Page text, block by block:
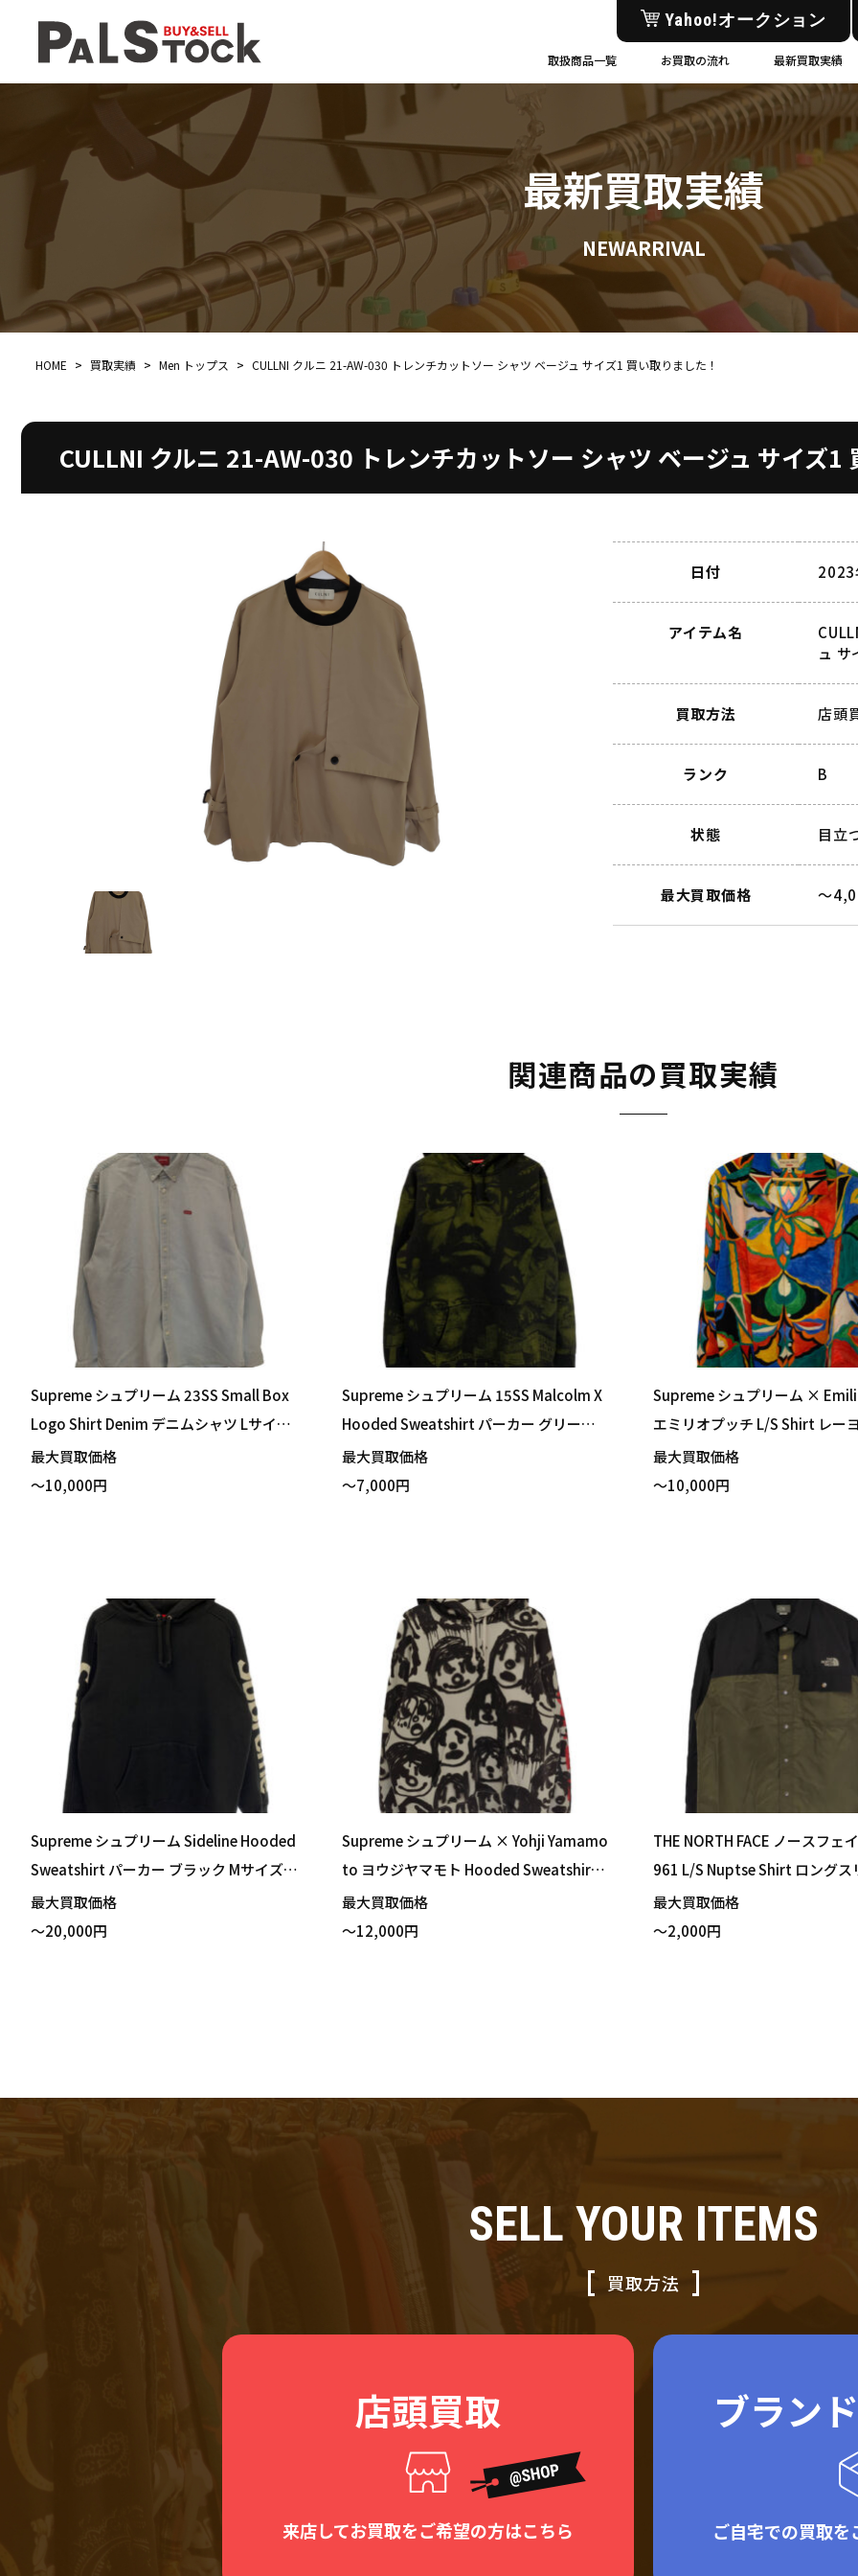
Yahoo!オークション
取扱商品一覧 お買取の流れ 最新買取実績
最新買取実績
NEWARRIVAL
HOME > 買取実績 > Men トップス > CULLNI クルニ 21-AW-030 トレンチカットソー シャツ ベージュ サイズ1 買い取りました！
CULLNI クルニ 21-AW-030 トレンチカットソー シャツ ベージュ サイズ1
日付
アイテム名
ュ サ
買取方法 店頭
ランク B
状態 目立
最大買取価格 ～
関連商品の買取実績
Supreme シュプリーム 23SS Small Box
Logo Shirt Denim デニムシャツ Lサイズ
買い取りました！
最大買取価格
～10,000円
Supreme シュプリーム 15SS Malcolm X
Hooded Sweatshirt パーカー グリーン L
サイズ 買い取りました！
最大買取価格
～7,000円
Supreme シュプリーム ×
エミリオプッチ L/S Shirt レー
ツ マルチカラー Mサイズ 買い
た！
最大買取価格
～10,000円
Supreme シュプリーム Sideline Hooded
Sweatshirt パーカー ブラック Mサイズ
買い取りました！
最大買取価格
～20,000円
Supreme シュプリーム × Yohji Yamamo
to ヨウジヤマモト Hooded Sweatshirt
パーカー ホワイト Lサイズ 買い取りまし
た！
最大買取価格
～12,000円
THE NORTH FACE ノースフェ
961 L/S Nuptse Shirt ロングス
プシシャツ ニュートープ3 Sサ
取りました！
最大買取価格
～2,000円
SELL YOUR ITEMS
買取方法
店頭買取
来店してお買取をご希望の方はこちら
ブラン
ご自宅での買取